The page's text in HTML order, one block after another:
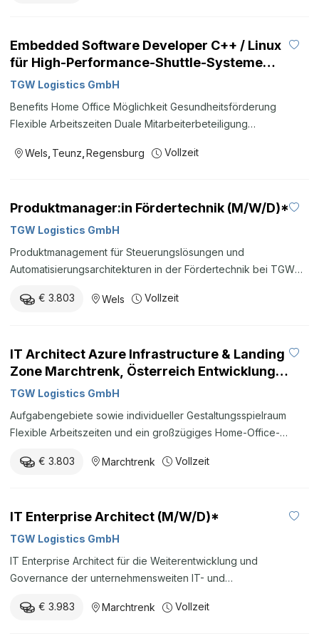
Chancengleichheit fördert. Unsere Ausschreibung richtet sich
an alle Interessierten. ZURÜCK ZU DEN OFFENEN STELLEN
Embedded Software Developer C++ / Linux
für High-Performance-Shuttle-Systeme
Regensburg, Deutschland | Teunz,
Berufserfahrene
TGW Logistics GmbH
Benefits Home Office Möglichkeit Gesundheitsförderung
Flexible Arbeitszeiten Duale Mitarbeiterbeteiligung
brauchen Ihre Einwilligung um diesen Inhalt anzuzeigen.
es zum Bewerbungsformular! zum Bewerbungsformular *TGW
ist ein Arbeitgeber, der die Chancengleichheit fördert. Unsere
DEN OFFENEN STELLEN
Wels Teunz Regensburg Vollzeit
Produktmanager:in Fördertechnik (M/W/D)*
TGW Logistics GmbH
Produktmanagement für Steuerungslösungen und
Automatisierungsarchitekturen in der Fördertechnik bei TGW
€ 3.803
Wels Vollzeit
IT Architect Azure Infrastructure & Landing
Zone Marchtrenk, Österreich Entwicklung /
Software / IT Berufserfahrene
TGW Logistics GmbH
Aufgabengebiete sowie individueller Gestaltungsspielraum
Flexible Arbeitszeiten und ein großzügiges Home-Office-
eigenverantwortlich mitzugestalten Mitarbeit in einem
Vereinbarkeit von Beruf und Familie (flexible Arbeitszeiten,
Gleitzeit, Home-Office, betriebliche Kinderbetreuung, etc.) In
Bildung Kinderbetreuung Anbindung Gym Home Office
Garden Alle Benefits Wir brauchen Ihre Einwilligung um diesen
€ 3.803 Marchtrenk Vollzeit
IT Enterprise Architect (M/W/D)*
TGW Logistics GmbH
IT Enterprise Architect für die Weiterentwicklung und
Governance der unternehmensweiten IT- und
€ 3.983
Marchtrenk Vollzeit